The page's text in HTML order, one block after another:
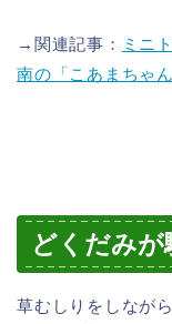
→関連記事： ミニ
南の「こあまちゃ
どくだみ
草むしりをしなが